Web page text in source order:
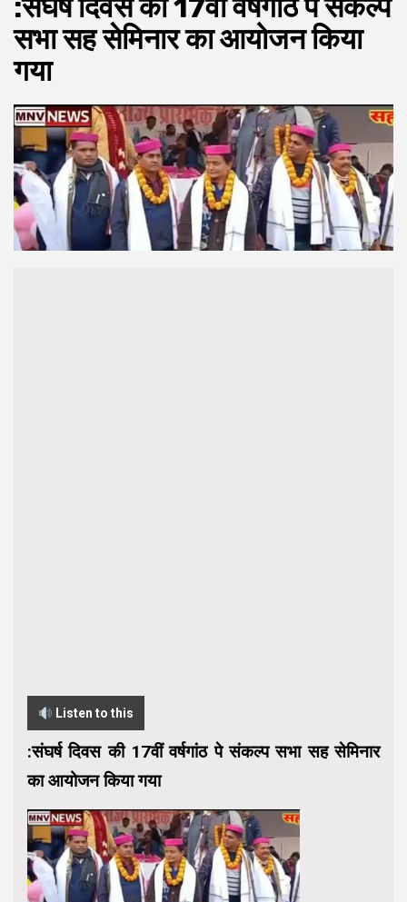
:संघर्ष दिवस की 17वीं वर्षगांठ पे संकल्प
सभा सह सेमिनार का आयोजन किया
गया
Listen to this
:संघर्ष दिवस की 17वीं वर्षगांठ पे संकल्प सभा सह सेमिनार
का आयोजन किया गया